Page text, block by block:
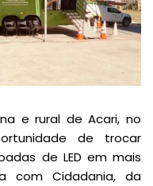
e rural de Acari, no
de trocar
de LED em mais
com Cidadania, da